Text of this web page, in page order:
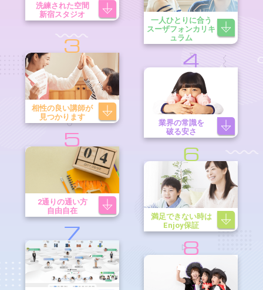
洗練された空間
新宿スタジオ
一人ひとりに合う
スーザフォンカリキ
ュラム
3
相性の良い講師が
見つかります
4
業界の常識を
破る安さ
5
2通りの通い方
自由自在
6
満足できない時は
Enjoy保証
7
8